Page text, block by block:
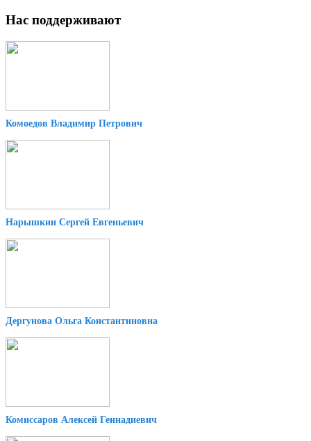
Нас поддерживают
Комоедов Владимир Петрович
Нарышкин Сергей Евгеньевич
Дергунова Ольга Константиновна
Комиссаров Алексей Геннадиевич